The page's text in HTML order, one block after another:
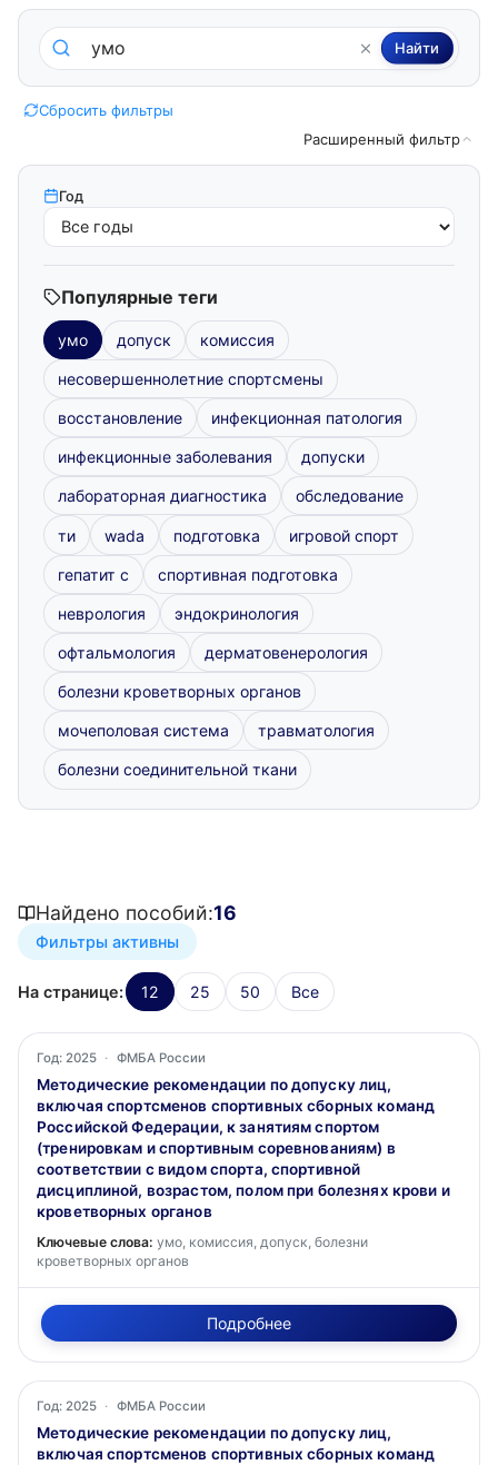
Поиск по методическим пособиям Найти
Сбросить фильтры
Расширенный фильтр
Год
Популярные теги
умо допуск комиссия
несовершеннолетние спортсмены
восстановление инфекционная патология
инфекционные заболевания допуски
лабораторная диагностика обследование
ти wada подготовка игровой спорт
гепатит с спортивная подготовка
неврология эндокринология
офтальмология дерматовенерология
болезни кроветворных органов
мочеполовая система травматология
болезни соединительной ткани
Найдено пособий:16
Фильтры активны
На странице: 12 25 50 Все
Год: 2025 · ФМБА России
Методические рекомендации по допуску лиц,
включая спортсменов спортивных сборных команд
Российской Федерации, к занятиям спортом
(тренировкам и спортивным соревнованиям) в
соответствии с видом спорта, спортивной
дисциплиной, возрастом, полом при болезнях крови и
кроветворных органов
Ключевые слова: умо, комиссия, допуск, болезни
кроветворных органов
Подробнее
Год: 2025 · ФМБА России
Методические рекомендации по допуску лиц,
включая спортсменов спортивных сборных команд